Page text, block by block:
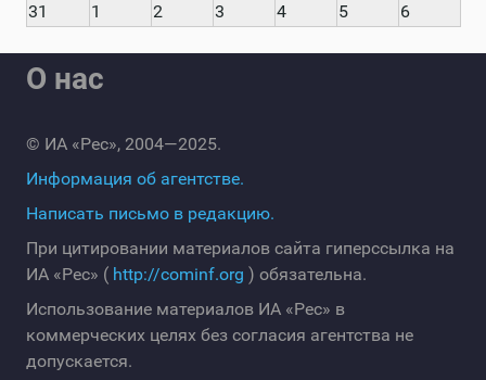
31
1 2 3 4 5 6
О нас
© ИА «Рес», 2004—2025.
Информация об агентстве.
Написать письмо в редакцию.
При цитировании материалов сайта гиперссылка на
ИА «Рес» ( http://cominf.org ) обязательна.
Использование материалов ИА «Рес» в
коммерческих целях без согласия агентства не
допускается.